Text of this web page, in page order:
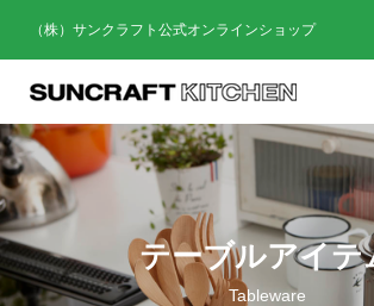
（株）サンクラフト公式オンラインショップ
テーブルアイテ
Tableware